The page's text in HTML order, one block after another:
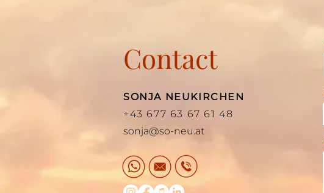
Contact
SONJA NEUKIRCHEN
+43 677 63 67 61 48
sonja@so-neu.at